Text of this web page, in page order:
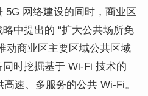
5G 网络建设的同时，商业区
中提出的 “扩大公共场所免
动商业区主要区域公共区域
时挖掘基于 Wi-Fi 技术的
速、多服务的公共 Wi-Fi。